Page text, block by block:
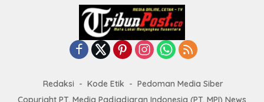
Redaksi Kode Etik
Pedoman Media Siber
Copyright PT. Media Padjadjaran Indonesia (PT. MPI) News